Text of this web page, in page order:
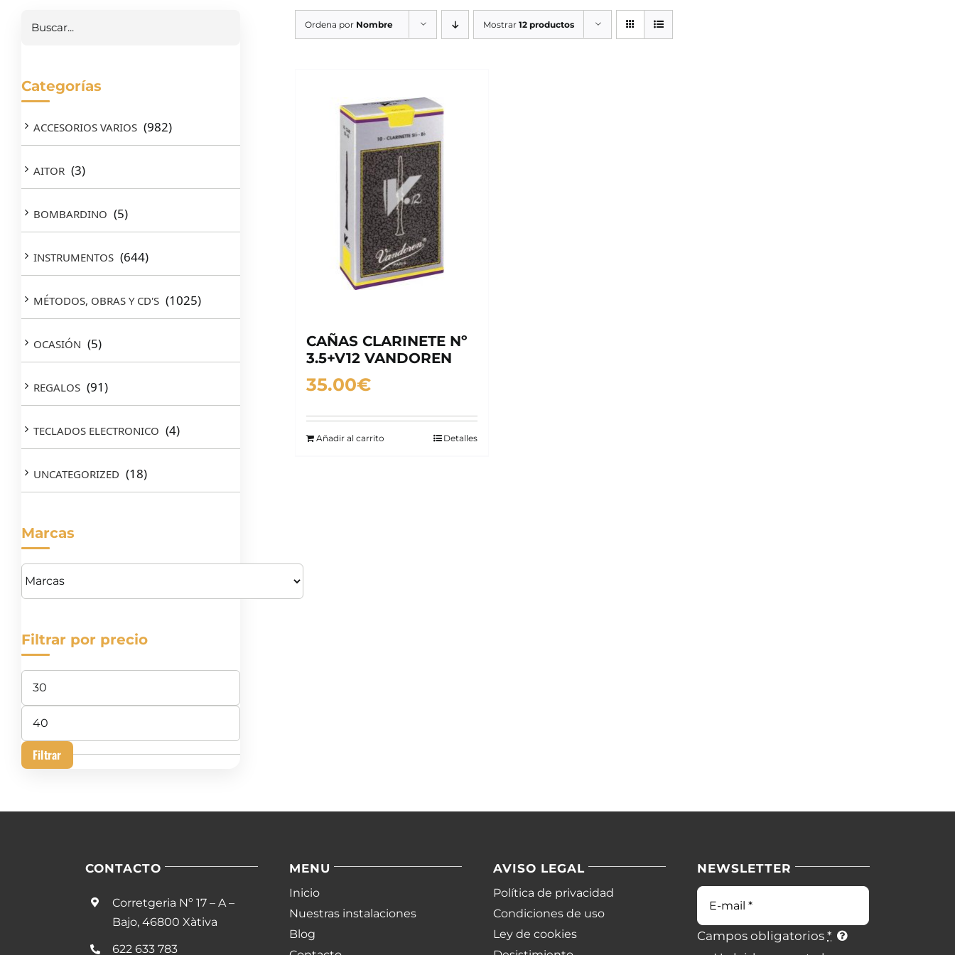
Ordena por Nombre Mostrar12 productos
CAÑAS CLARINETE Nº
3.5+V12 VANDOREN
35.00€
Añadir al carrito Detalles
Categorías
ACCESORIOS VARIOS (982)
AITOR (3)
BOMBARDINO (5)
INSTRUMENTOS (644)
MÉTODOS, OBRAS Y CD'S (1025)
OCASIÓN (5)
REGALOS (91)
TECLADOS ELECTRONICO (4)
UNCATEGORIZED (18)
Marcas
Filtrar por precio
Precio
mínimo
Precio
máximo
Filtrar
CONTACTO
Corretgeria Nº 17 – A –
Bajo, 46800 Xàtiva
622 633 783
MENU
Inicio
Nuestras instalaciones
Blog
AVISO LEGAL
Política de privacidad
Condiciones de uso
Ley de cookies
NEWSLETTER
Campos obligatorios*